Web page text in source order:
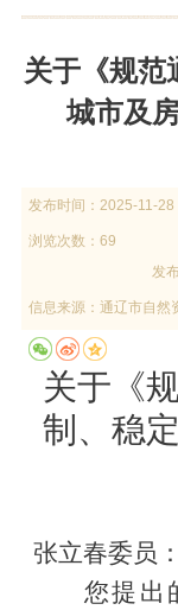
当前位置：首
关于《规范
城市及
发布时间： 2025-11-28
浏览次数：69
发
信息来源： 通辽市自然
关于《
制、稳
张立春委员：
您提出